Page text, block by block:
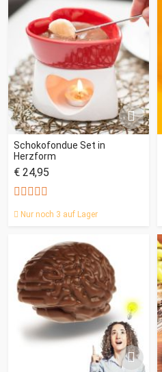
Schokofondue Set in
Herzform
€ 24,95
Nur noch 3 auf Lager